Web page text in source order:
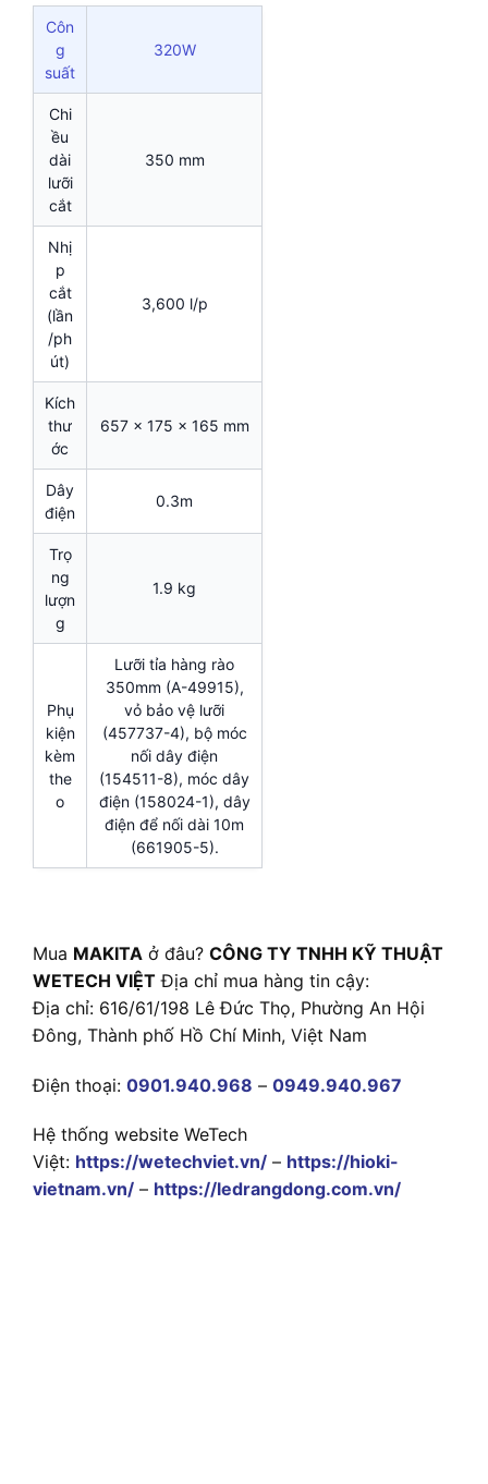
Côn
g
suất
320W
Chi
ều
dài
lưỡi
cắt
350 mm
Nhị
p
cắt
(lần
/ph
út)
3,600 l/p
Kích
thư
ớc
657 x 175 x 165 mm
Dây
điện
0.3m
Trọ
ng
lượn
g
1.9 kg
Phụ
kiện
kèm
the
o
Lưỡi tỉa hàng rào
350mm (A-49915),
vỏ bảo vệ lưỡi
(457737-4), bộ móc
nối dây điện
(154511-8), móc dây
điện (158024-1), dây
điện để nối dài 10m
(661905-5).
Mua MAKITA ở đâu? CÔNG TY TNHH KỸ THUẬT
WETECH VIỆT Địa chỉ mua hàng tin cậy:
Địa chỉ: 616/61/198 Lê Đức Thọ, Phường An Hội
Đông, Thành phố Hồ Chí Minh, Việt Nam
Điện thoại: 0901.940.968 – 0949.940.967
Hệ thống website WeTech
Việt: https://wetechviet.vn/ – https://hioki-
vietnam.vn/ – https://ledrangdong.com.vn/